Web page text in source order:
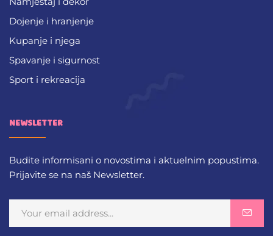
Dojenje i hranjenje
Kupanje i njega
Spavanje i sigurnost
Sport i rekreacija
NEWSLETTER
Budite informisani o novostima i aktuelnim popustima.
Prijavite se na naš Newsletter.